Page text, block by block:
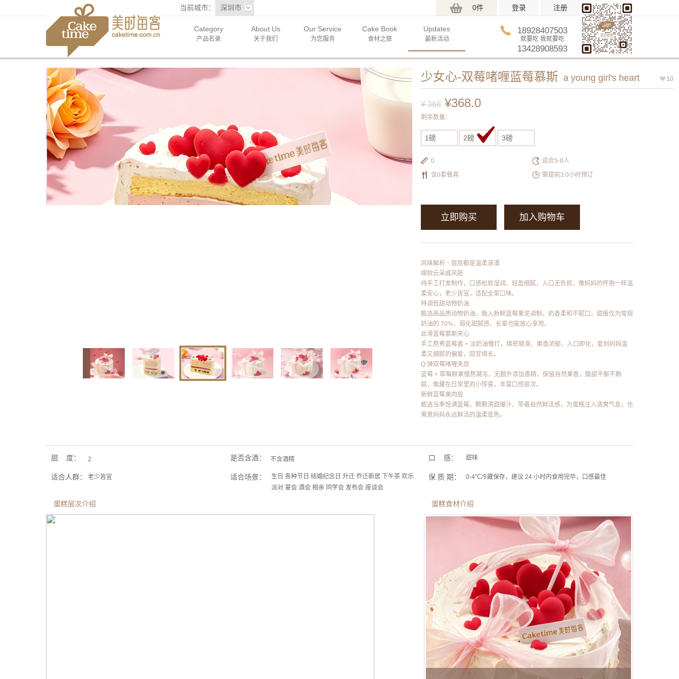
当前城市： 深圳市 0件 登录 注册
Category
产品名录
About Us
关于我们
Our Service
为您服务
Cake Book
食材之旅
Updates
最新活动
18928407503
就要吃 我就要吃
13428908593
少女心-双莓啫喱蓝莓慕斯 a young girl's heart 10
¥368 ¥368.0
剩余数量：
1磅 2磅 3磅
0
适合5-8人
含0套餐具
需提前3.0小时预订
立即购买 加入购物车
风味解析・层层都是温柔浪漫​
绵软云朵戚风胚​
纯手工打发制作，口感松软湿润、轻盈细腻，入口无负担，像妈妈的怀抱一样温
柔安心，老少皆宜，适配全家口味。​
特调低甜动物奶油​
甄选高品质动物奶油，融入新鲜蓝莓果泥调制，奶香柔和不腻口，甜度仅为常规
奶油的 70%，弱化甜腻感，长辈也能放心享用。​
丝滑蓝莓慕斯夹心​
手工熬煮蓝莓酱 + 淡奶油慢打，绵密顺滑、果香浓郁，入口即化，复刻妈妈温
柔又细腻的偏爱，回甘绵长。​
Q 弹双莓啫喱夹层​
蓝莓 + 草莓鲜果慢熬凝冻，无额外添加香精，保留自然果香，酸甜平衡不齁
腻，像藏在日常里的小惊喜，丰富口感层次。​
新鲜蓝莓果肉层​
甄选当季饱满蓝莓，颗颗清甜爆汁，带着自然鲜活感，为蛋糕注入清爽气息，也
寓意妈妈永远鲜活的温柔底色。
甜 度： 2 是否含酒： 不含酒精 口 感： 甜味
适合人群： 老少皆宜 适合场景：
生日 各种节日 结婚纪念日 升迁 乔迁新居 下午茶 欢乐
派对 宴会 酒会 相亲 同学会 发布会 座谈会
保 质 期： 0-4℃冷藏保存，建议 24 小时内食用完毕，口感最佳
蛋糕层次介绍 蛋糕食材介绍